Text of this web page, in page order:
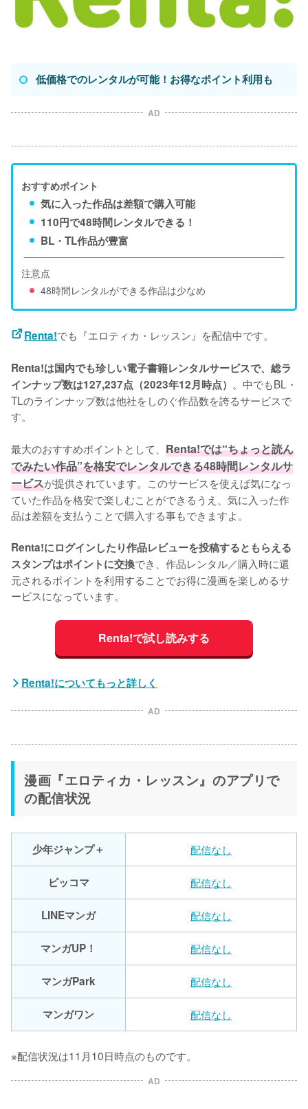
低価格でのレンタルが可能！お得なポイント利用も
AD
おすすめポイント
気に入った作品は差額で購入可能
110円で48時間レンタルできる！
BL・TL作品が豊富
注意点
48時間レンタルができる作品は少なめ
Renta!でも『エロティカ・レッスン』を配信中です。
Renta!は国内でも珍しい電子書籍レンタルサービスで、総ラ
インナップ数は127,237点（2023年12月時点） 。中でもBL・
TLのラインナップ数は他社をしのぐ作品数を誇るサービスで
す。
最大のおすすめポイントとして、 Renta!では“ちょっと読ん
でみたい作品”を格安でレンタルできる48時間レンタルサ
ービスが提供されています。このサービスを使えば気になっ
ていた作品を格安で楽しむことができるうえ、気に入った作
品は差額を支払うことで購入する事もできますよ。
Renta!にログインしたり作品レビューを投稿するともらえる
スタンプはポイントに交換でき、作品レンタル／購入時に還
元されるポイントを利用することでお得に漫画を楽しめるサ
ービスになっています。
Renta!で試し読みする
Renta!についてもっと詳しく
AD
漫画『エロティカ・レッスン』のアプリで
の配信状況
少年ジャンプ＋ 配信なし
ピッコマ 配信なし
LINEマンガ 配信なし
マンガUP！ 配信なし
マンガPark 配信なし
マンガワン 配信なし
※配信状況は11月10日時点のものです。
AD